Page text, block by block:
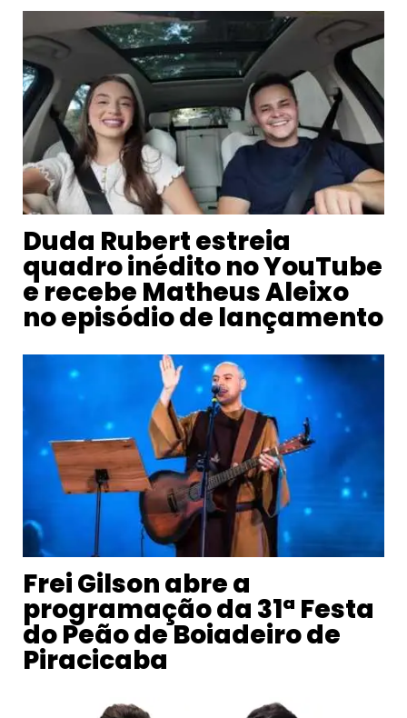
Duda Rubert estreia
quadro inédito no YouTube
e recebe Matheus Aleixo
no episódio de lançamento
Frei Gilson abre a
programação da 31ª Festa
do Peão de Boiadeiro de
Piracicaba